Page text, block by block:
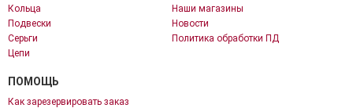
Кольца
Подвески
Серьги
Цепи
Наши магазины
Новости
Политика обработки ПД
ПОМОЩЬ
Как зарезервировать заказ